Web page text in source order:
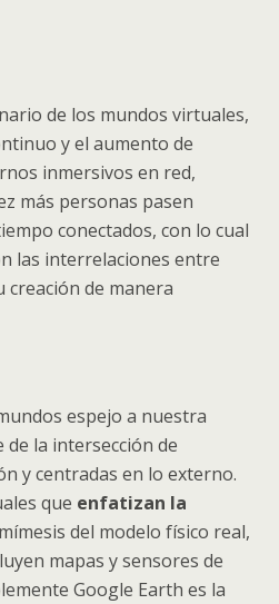
de los mundos virtuales,
y el aumento de
inmersivos en red,
más personas pasen
conectados, con lo cual
las interrelaciones entre
creación de manera
espejo a nuestra
de la intersección de
y centradas en lo externo.
que enfatizan la
del modelo físico real,
mapas y sensores de
Google Earth es la